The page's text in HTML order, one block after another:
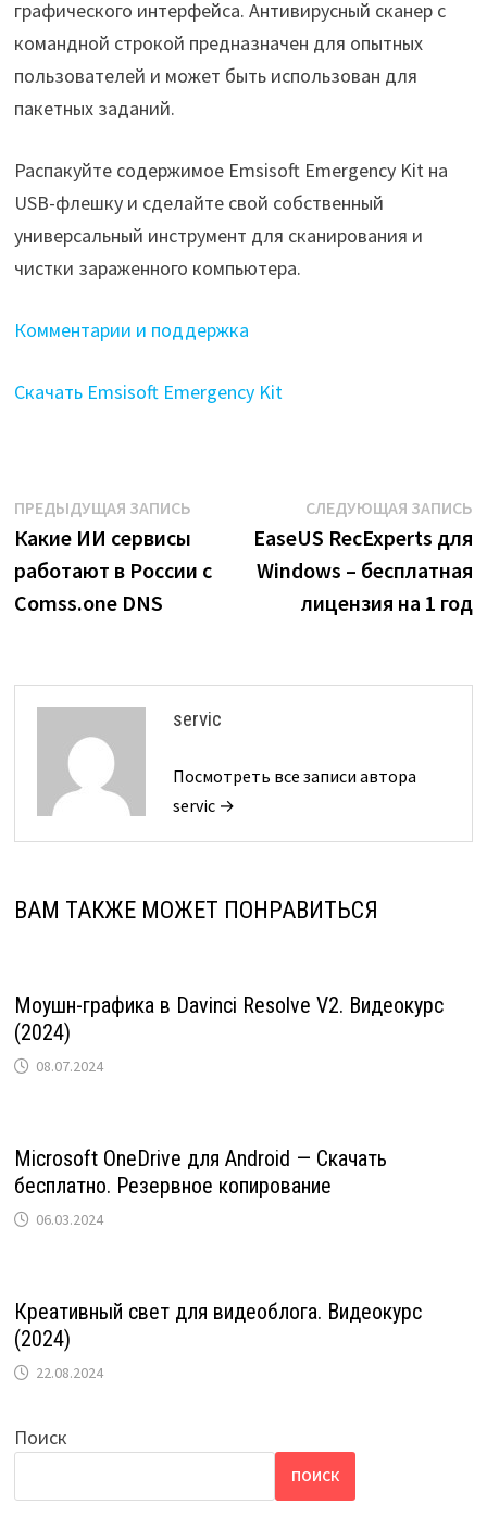
графического интерфейса. Антивирусный сканер с
командной строкой предназначен для опытных
пользователей и может быть использован для
пакетных заданий.
Распакуйте содержимое Emsisoft Emergency Kit на
USB-флешку и сделайте свой собственный
универсальный инструмент для сканирования и
чистки зараженного компьютера.
Комментарии и поддержка
Скачать Emsisoft Emergency Kit
Навигация
по
записям
ПРЕДЫДУЩАЯ ЗАПИСЬПредыдущая
запись:
Какие ИИ сервисы
работают в России с
Comss.one DNS
СЛЕДУЮЩАЯ ЗАПИСЬ
EaseUS RecExperts для
Windows – бесплатная
лицензия на 1 год
servic
Посмотреть все записи автора
servic →
ВАМ ТАКЖЕ МОЖЕТ ПОНРАВИТЬСЯ
Моушн-графика в Davinci Resolve V2. Видеокурс
(2024)
08.07.2024
Microsoft OneDrive для Android — Скачать
бесплатно. Резервное копирование
06.03.2024
Креативный свет для видеоблога. Видеокурс
(2024)
22.08.2024
Поиск
ПОИСК